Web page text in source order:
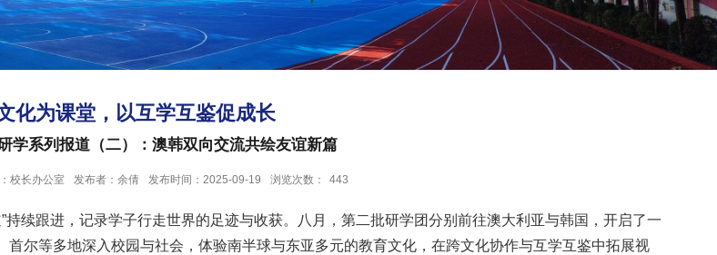
化为课堂，以互学互鉴促成长
系列报道（二）：澳韩双向交流共绘友谊新篇
校长办公室 发布者：余倩 发布时间：2025-09-19 浏览次数： 443
续跟进，记录学子行走世界的足迹与收获。八月，第二批研学团分别前往澳大利亚与韩国，开启了一
尔等多地深入校园与社会，体验南半球与东亚多元的教育文化，在跨文化协作与互学互鉴中拓展视